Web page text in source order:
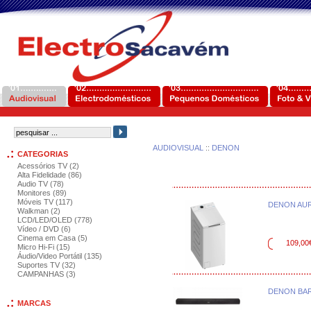
CATEGORIAS
Acessórios TV (2)
Alta Fidelidade (86)
Audio TV (78)
Monitores (89)
Móveis TV (117)
Walkman (2)
LCD/LED/OLED (778)
Vídeo / DVD (6)
Cinema em Casa (5)
Micro Hi-Fi (15)
Áudio/Video Portátil (135)
Suportes TV (32)
CAMPANHAS (3)
MARCAS
AUDIOVISUAL :: DENON
DENON
DENON